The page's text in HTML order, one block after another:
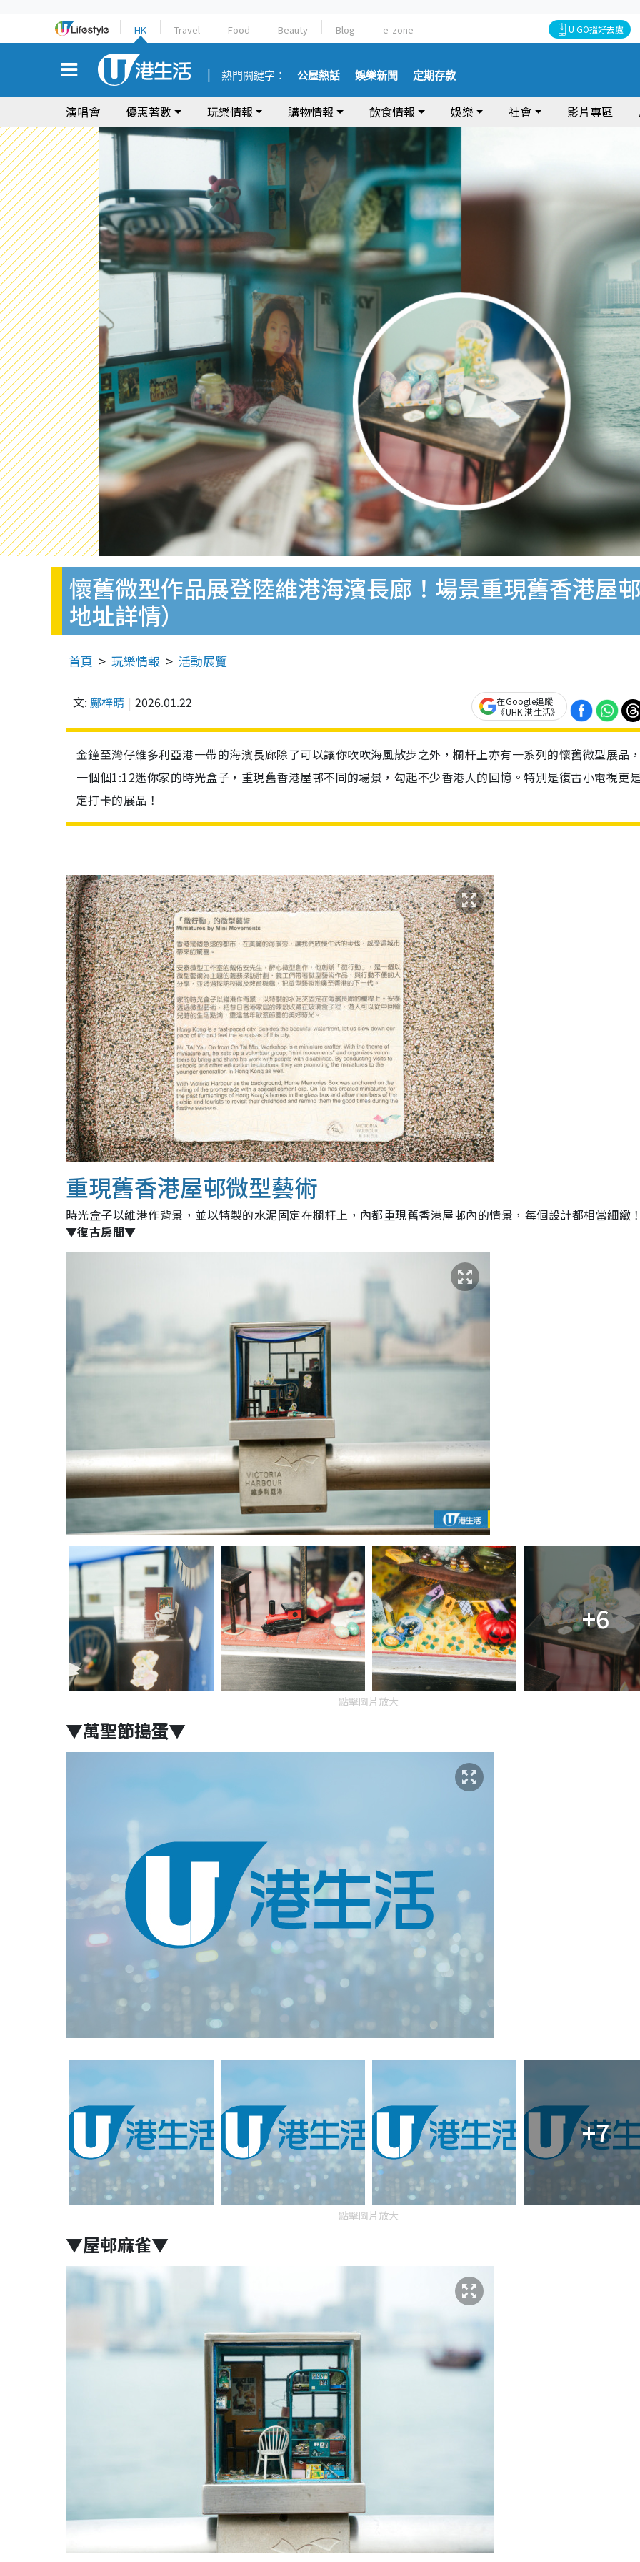
HK Travel Food Beauty Blog e-zone U GO搵好去處
熱門關鍵字： 公屋熱話 娛樂新聞 定期存款
演唱會 優惠著數 玩樂情報 購物情報 飲食情報 娛樂 社會 影片專區
懷舊微型作品展登陸維港海濱長廊！場景重現舊香港屋
地址詳情）
首頁 玩樂情報 活動展覽
文: 鄺梓晴 2026.01.22
在Google追蹤
《UHK 港生活》
金鐘至灣仔維多利亞港一帶的海濱長廊除了可以讓你吹吹海風散步之外，欄杆上亦有一系列的懷舊微型展品
一個個1:12迷你家的時光盒子，重現舊香港屋邨不同的場景，勾起不少香港人的回憶。特別是復古小電視更
定打卡的展品！
重現舊香港屋邨微型藝術
時光盒子以維港作背景，並以特製的水泥固定在欄杆上，內都重現舊香港屋邨內的情景，每個設計都相當細緻
▼復古房間▼
+6
點擊圖片放大
▼萬聖節搗蛋▼
+7
點擊圖片放大
▼屋邨麻雀▼